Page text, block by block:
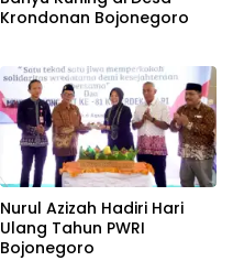
Krondonan Bojonegoro
Nurul Azizah Hadiri Hari
Ulang Tahun PWRI
Bojonegoro